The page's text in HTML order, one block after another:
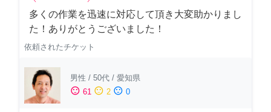
多くの作業を迅速に対応して頂き大変助かりまし
た！ありがとうございました！
依頼されたチケット
男性 / 50代 / 愛知県
sentiment_satisfied 61 sentiment_neutral 2 sentiment_dissatisfied 0